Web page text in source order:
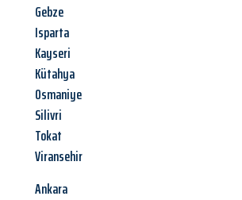
Gebze
Isparta
Kayseri
Kütahya
Osmaniye
Silivri
Tokat
Viransehir
Ankara